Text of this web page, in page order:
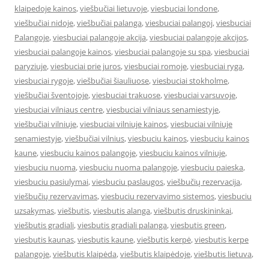
klaipedoje kainos,viešbučiai lietuvoje,viesbuciai londone,
viešbučiai nidoje,viešbučiai palanga,viesbuciai palangoj,viesbuciai
Palangoje,viesbuciai palangoje akcija,viesbuciai palangoje akcijos,
viesbuciai palangoje kainos,viesbuciai palangoje su spa,viesbuciai
paryziuje,viesbuciai prie juros,viesbuciai romoje,viesbuciai ryga,
viesbuciai rygoje,viešbučiai šiauliuose,viesbuciai stokholme,
viešbučiai šventojoje,viesbuciai trakuose,viesbuciai varsuvoje,
viesbuciai vilniaus centre,viesbuciai vilniaus senamiestyje,
viešbučiai vilniuje,viesbuciai vilniuje kainos,viesbuciai vilniuje
senamiestyje,viešbučiai vilnius,viesbuciu kainos,viesbuciu kainos
kaune,viesbuciu kainos palangoje,viesbuciu kainos vilniuje,
viesbuciu nuoma,viesbuciu nuoma palangoje,viesbuciu paieska,
viesbuciu pasiulymai,viesbuciu paslaugos,viešbučių rezervacija,
viešbučių rezervavimas,viesbuciu rezervavimo sistemos,viesbuciu
uzsakymas,viešbutis,viesbutis alanga,viešbutis druskininkai,
viešbutis gradiali,viesbutis gradiali palanga,viesbutis green,
viesbutis kaunas,viesbutis kaune,viešbutis kerpė,viesbutis kerpe
palangoje,viešbutis klaipėda,viešbutis klaipėdoje,viešbutis lietuva,